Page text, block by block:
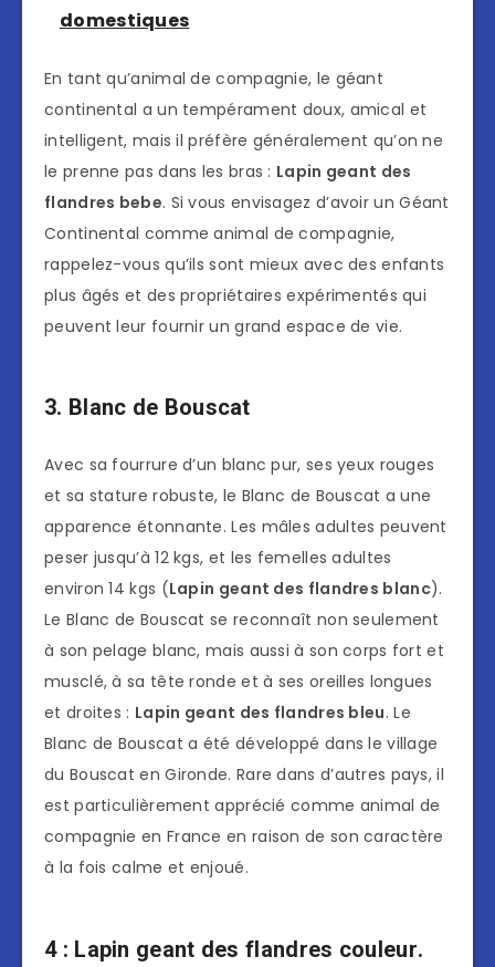
domestiques
En tant qu’animal de compagnie, le géant
continental a un tempérament doux, amical et
intelligent, mais il préfère généralement qu’on ne
le prenne pas dans les bras : Lapin geant des
flandres bebe. Si vous envisagez d’avoir un Géant
Continental comme animal de compagnie,
rappelez-vous qu’ils sont mieux avec des enfants
plus âgés et des propriétaires expérimentés qui
peuvent leur fournir un grand espace de vie.
3. Blanc de Bouscat
Avec sa fourrure d’un blanc pur, ses yeux rouges
et sa stature robuste, le Blanc de Bouscat a une
apparence étonnante. Les mâles adultes peuvent
peser jusqu’à 12 kgs, et les femelles adultes
environ 14 kgs (Lapin geant des flandres blanc).
Le Blanc de Bouscat se reconnaît non seulement
à son pelage blanc, mais aussi à son corps fort et
musclé, à sa tête ronde et à ses oreilles longues
et droites : Lapin geant des flandres bleu. Le
Blanc de Bouscat a été développé dans le village
du Bouscat en Gironde. Rare dans d’autres pays, il
est particulièrement apprécié comme animal de
compagnie en France en raison de son caractère
à la fois calme et enjoué.
4 : Lapin geant des flandres couleur.